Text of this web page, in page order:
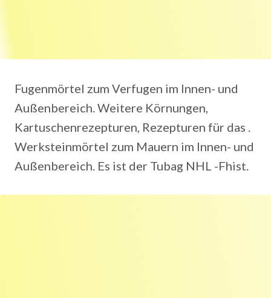
Fugenmörtel zum Verfugen im Innen- und
Außenbereich. Weitere Körnungen,
Kartuschenrezepturen, Rezepturen für das .
Werksteinmörtel zum Mauern im Innen- und
Außenbereich. Es ist der Tubag NHL -Fhist.